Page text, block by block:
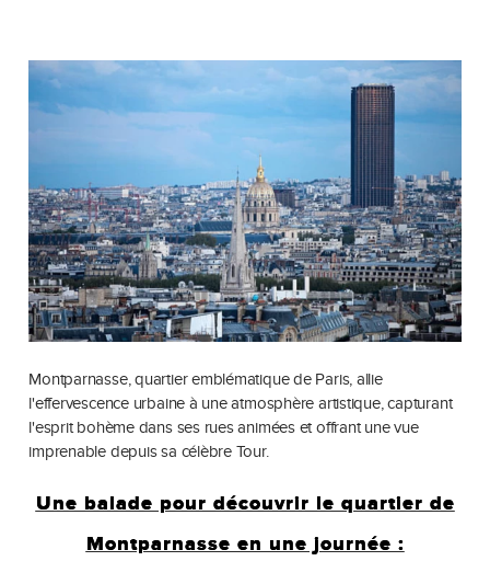
Montparnasse, quartier emblématique de Paris, allie
l'effervescence urbaine à une atmosphère artistique, capturant
l'esprit bohème dans ses rues animées et offrant une vue
imprenable depuis sa célèbre Tour.
Une balade pour découvrir le quartier de
Montparnasse en une journée :